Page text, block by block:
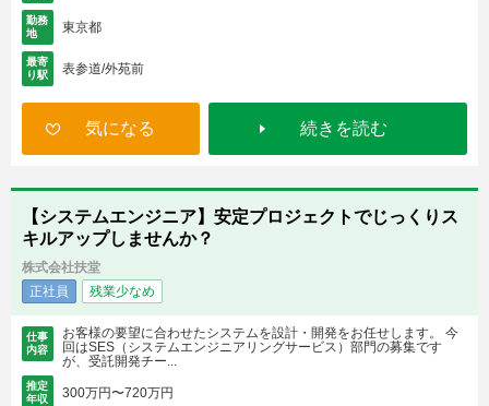
勤務
地
東京都
最寄
り駅
表参道/外苑前
気になる 続きを読む
【システムエンジニア】安定プロジェクトでじっくりス
キルアップしませんか？
株式会社扶堂
正社員
残業少なめ
仕事
内容
お客様の要望に合わせたシステムを設計・開発をお任せします。 今
回はSES（システムエンジニアリングサービス）部門の募集です
が、受託開発チー...
推定
年収
300万円〜720万円